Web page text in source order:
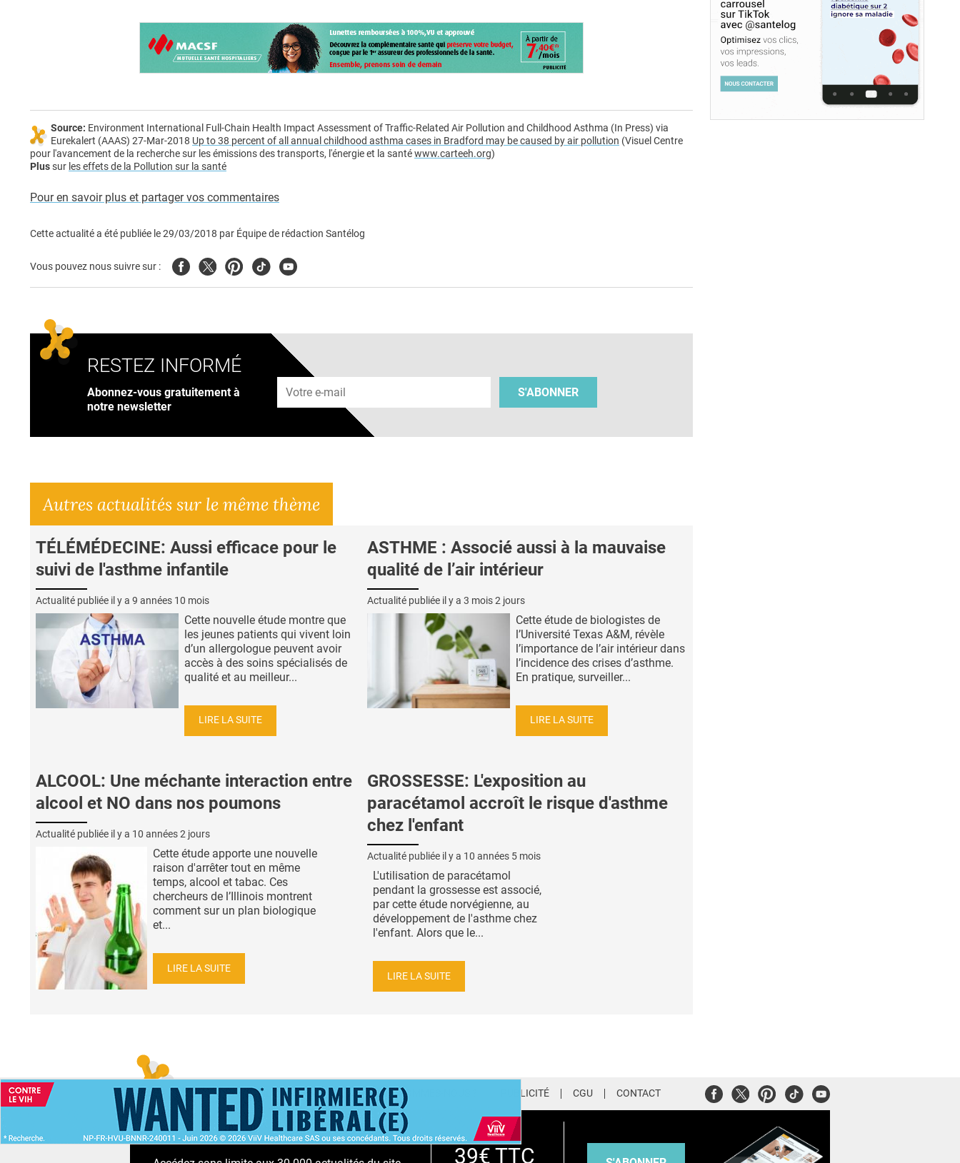
Source: Environment International Full-Chain Health Impact Assessment of Traffic-Related Air Pollution and Childhood Asthma (In Press) via
Eurekalert (AAAS) 27-Mar-2018 Up to 38 percent of all annual childhood asthma cases in Bradford may be caused by air pollution (Visuel Centre
pour l'avancement de la recherche sur les émissions des transports, l'énergie et la santéwww.carteeh.org)
Plussur les effets de la Pollution sur la santé
Pour en savoir plus et partager vos commentaires
Cette actualité a été publiée le29/03/2018 par Équipe de rédaction Santélog
Vous pouvez nous suivre sur : FacebookTwitterPinterest
TiktokYoutube
RESTEZ INFORMÉ
Abonnez-vous gratuitement à
notre newsletter
Adresse e-mail
S'ABONNER
Autres actualités sur le même thème
TÉLÉMÉDECINE: Aussi efficace pour le
suivi de l'asthme infantile
Actualité publiée il y a 9 années 10 mois
Cette nouvelle étude montre que
les jeunes patients qui vivent loin
d’un allergologue peuvent avoir
accès à des soins spécialisés de
qualité et au meilleur...
LIRE LA SUITE
ASTHME : Associé aussi à la mauvaise
qualité de l’air intérieur
Actualité publiée il y a 3 mois 2 jours
Cette étude de biologistes de
l’Université Texas A&M, révèle
l’importance de l’air intérieur dans
l’incidence des crises d’asthme.
En pratique, surveiller...
LIRE LA SUITE
ALCOOL: Une méchante interaction entre
alcool et NO dans nos poumons
Actualité publiée il y a 10 années 2 jours
Cette étude apporte une nouvelle
raison d'arrêter tout en même
temps, alcool et tabac. Ces
chercheurs de l’Illinois montrent
comment sur un plan biologique
et...
LIRE LA SUITE
GROSSESSE: L'exposition au
paracétamol accroît le risque d'asthme
chez l'enfant
Actualité publiée il y a 10 années 5 mois
L'utilisation de paracétamol
pendant la grossesse est associé,
par cette étude norvégienne, au
développement de l'asthme chez
l'enfant. Alors que le...
LIRE LA SUITE
ACCUEIL NEWSLETTER QUI SOMMES-NOUS ? PUBLICITÉ CGU CONTACT FacebookTwitterPinterest
TiktokYoutube
ABONNEMENT PREMIUM
39€ TTC